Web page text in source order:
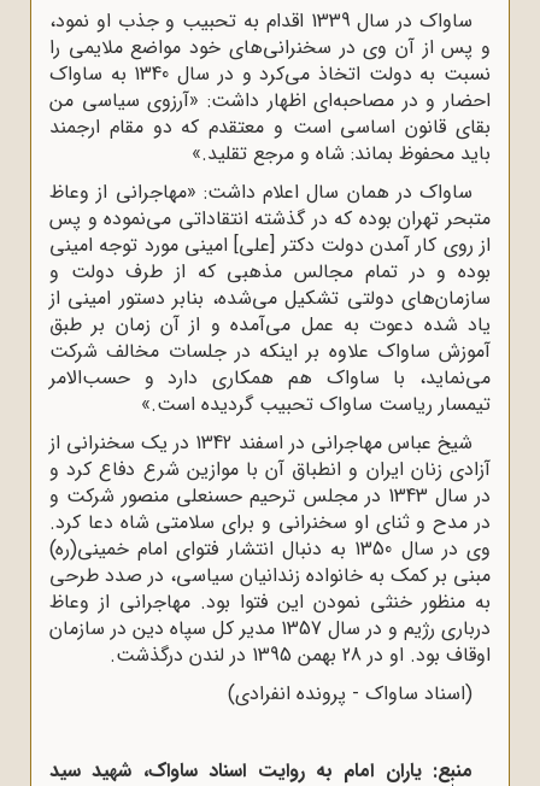
ساواک در سال 1339 اقدام به تحبیب و جذب او نمود،
و پس از آن وی در سخنرانی‌های خود مواضع ملایمی را
نسبت به دولت اتخاذ می‌کرد و در سال 1340 به ساواک
احضار و در مصاحبه‌ای اظهار داشت: «آرزوی سیاسی من
بقای قانون اساسی است و معتقدم که دو مقام ارجمند
باید محفوظ بماند: شاه و مرجع تقلید.»
ساواک در همان سال اعلام داشت: «مهاجرانی از وعاظ
متبحر تهران بوده که در گذشته انتقاداتی می‌نموده و پس
از روی کار آمدن دولت دکتر [علی] امینی مورد توجه امینی
بوده و در تمام مجالس مذهبی که از طرف دولت و
سازمان‌های دولتی تشکیل می‌شده، بنابر دستور امینی از
یاد شده دعوت به عمل می‌آمده و از آن زمان بر طبق
آموزش ساواک علاوه بر اینکه در جلسات مخالف شرکت
می‌نماید، با ساواک هم همکاری دارد و حسب‌الامر
تیمسار ریاست ساواک تحبیب گردیده است.»
شیخ عباس مهاجرانی در اسفند 1342 در یک سخنرانی از
آزادی زنان ایران و انطباق آن با موازین شرع دفاع کرد و
در سال 1343 در مجلس ترحیم حسنعلی منصور شرکت و
در مدح و ثنای او سخنرانی و برای سلامتی شاه دعا کرد.
وی در سال 1350 به دنبال انتشار فتوای امام خمینی(ره)
مبنی بر کمک به خانواده زندانیان سیاسی، در صدد طرحی
به منظور خنثی نمودن این فتوا بود. مهاجرانی از وعاظ
درباری رژیم و در سال 1357 مدیر کل سپاه دین در سازمان
اوقاف بود. او در 28 بهمن 1395 در لندن درگذشت.
(اسناد ساواک - پرونده انفرادی)
منبع: یاران امام به روایت اسناد ساواک، شهید سید